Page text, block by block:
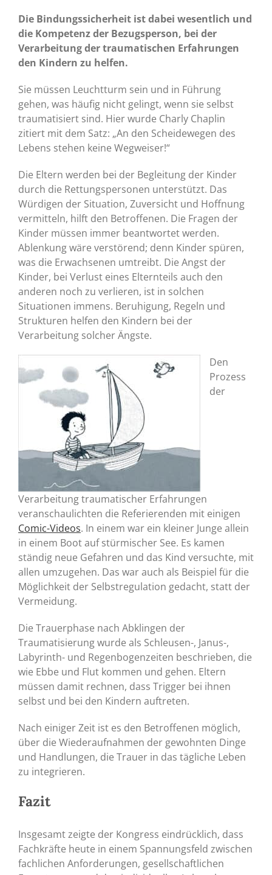
Die Bindungssicherheit ist dabei wesentlich und
die Kompetenz der Bezugsperson, bei der
Verarbeitung der traumatischen Erfahrungen
den Kindern zu helfen.
Sie müssen Leuchtturm sein und in Führung
gehen, was häufig nicht gelingt, wenn sie selbst
traumatisiert sind. Hier wurde Charly Chaplin
zitiert mit dem Satz: „An den Scheidewegen des
Lebens stehen keine Wegweiser!“
Die Eltern werden bei der Begleitung der Kinder
durch die Rettungspersonen unterstützt. Das
Würdigen der Situation, Zuversicht und Hoffnung
vermitteln, hilft den Betroffenen. Die Fragen der
Kinder müssen immer beantwortet werden.
Ablenkung wäre verstörend; denn Kinder spüren,
was die Erwachsenen umtreibt. Die Angst der
Kinder, bei Verlust eines Elternteils auch den
anderen noch zu verlieren, ist in solchen
Situationen immens. Beruhigung, Regeln und
Strukturen helfen den Kindern bei der
Verarbeitung solcher Ängste.
Den
Prozess
der
Verarbeitung traumatischer Erfahrungen
veranschaulichten die Referierenden mit einigen
Comic-Videos. In einem war ein kleiner Junge allein
in einem Boot auf stürmischer See. Es kamen
ständig neue Gefahren und das Kind versuchte, mit
allen umzugehen. Das war auch als Beispiel für die
Möglichkeit der Selbstregulation gedacht, statt der
Vermeidung.
Die Trauerphase nach Abklingen der
Traumatisierung wurde als Schleusen-, Janus-,
Labyrinth- und Regenbogenzeiten beschrieben, die
wie Ebbe und Flut kommen und gehen. Eltern
müssen damit rechnen, dass Trigger bei ihnen
selbst und bei den Kindern auftreten.
Nach einiger Zeit ist es den Betroffenen möglich,
über die Wiederaufnahmen der gewohnten Dinge
und Handlungen, die Trauer in das tägliche Leben
zu integrieren.
Fazit
Insgesamt zeigte der Kongress eindrücklich, dass
Fachkräfte heute in einem Spannungsfeld zwischen
fachlichen Anforderungen, gesellschaftlichen